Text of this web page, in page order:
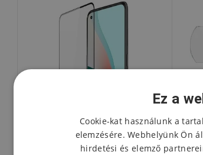
Ez a
Cookie-kat használunk a
elemzésére. Webhelyünk Ön
hirdetési és elemző